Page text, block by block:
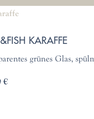
KARAFFE
grünes Glas,
€